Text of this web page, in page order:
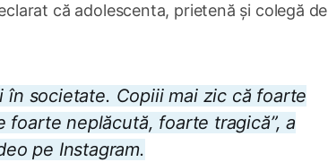
că adolescenta, prietenă și colegă de
societate. Copiii mai zic că foarte
neplăcută, foarte tragică”, a
pe Instagram.